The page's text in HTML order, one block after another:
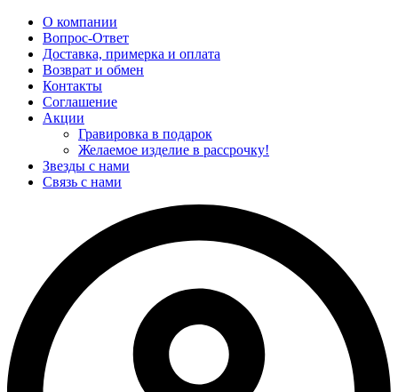
О компании
Вопрос-Ответ
Доставка, примерка и оплата
Возврат и обмен
Контакты
Соглашение
Акции
Гравировка в подарок
Желаемое изделие в рассрочку!
Звезды с нами
Связь с нами